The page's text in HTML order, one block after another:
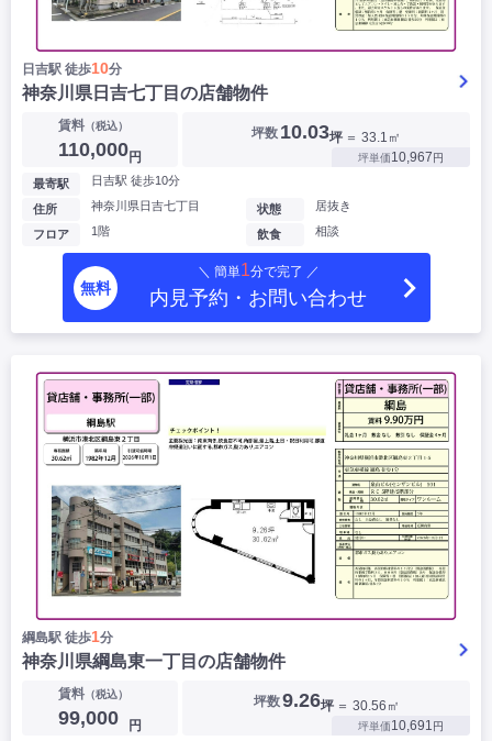
日吉駅 徒歩10分
神奈川県日吉七丁目の店舗物件
賃料 （税込）
110,000円
坪数 10.03坪 ＝ 33.1㎡
坪単価10,967円
最寄駅 日吉駅 徒歩10分
住所 神奈川県日吉七丁目
フロア 1階
状態 居抜き
飲食 相談
無料
＼ 簡単1分で完了 ／
内見予約・お問い合わせ
綱島駅 徒歩1分
神奈川県綱島東一丁目の店舗物件
賃料 （税込）
99,000 円
坪数9.26坪 ＝ 30.56㎡
坪単価10,691円